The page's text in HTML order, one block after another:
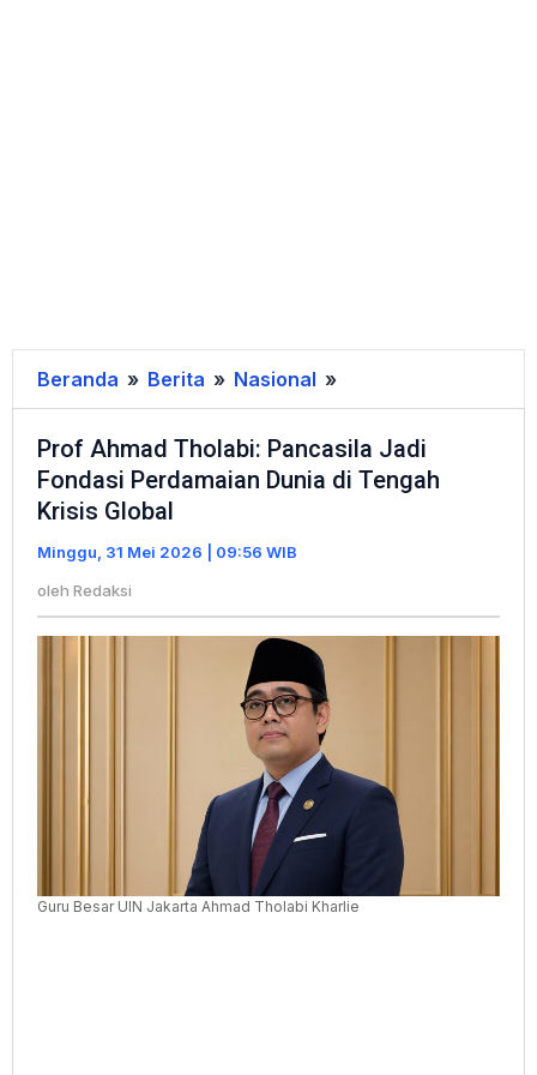
Beranda » Berita » Nasional »
Ahmad
Tholabi:
Pancasila
Dunia
Prof Ahmad Tholabi: Pancasila Jadi
Fondasi Perdamaian Dunia di Tengah
Krisis Global
Minggu, 31 Mei 2026 | 09:56 WIB
oleh Redaksi
Guru Besar UIN Jakarta Ahmad Tholabi Kharlie